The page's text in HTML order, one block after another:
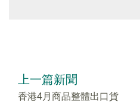
上一篇新聞
香港4月商品整體出口貨